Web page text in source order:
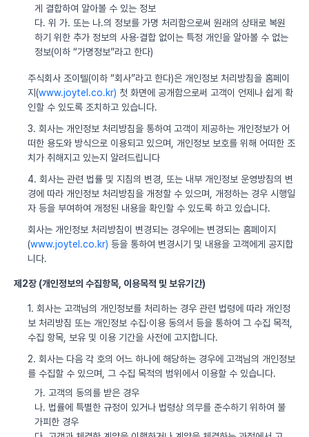
게 결합하여 알아볼 수 있는 정보
다. 위 가. 또는 나.의 정보를 가명 처리함으로써 원래의 상태로 복원
하기 위한 추가 정보의 사용·결합 없이는 특정 개인을 알아볼 수 없는
정보(이하 “가명정보”라고 한다)
주식회사 조이텔(이하 “회사”라고 한다)은 개인정보 처리방침을 홈페이
지(www.joytel.co.kr) 첫 화면에 공개함으로써 고객이 언제나 쉽게 확
인할 수 있도록 조치하고 있습니다.
3. 회사는 개인정보 처리방침을 통하여 고객이 제공하는 개인정보가 어
떠한 용도와 방식으로 이용되고 있으며, 개인정보 보호를 위해 어떠한 조
치가 취해지고 있는지 알려드립니다
4. 회사는 관련 법률 및 지침의 변경, 또는 내부 개인정보 운영방침의 변
경에 따라 개인정보 처리방침을 개정할 수 있으며, 개정하는 경우 시행일
자 등을 부여하여 개정된 내용을 확인할 수 있도록 하고 있습니다.
회사는 개인정보 처리방침이 변경되는 경우에는 변경되는 홈페이지
(www.joytel.co.kr) 등을 통하여 변경시기 및 내용을 고객에게 공지합
니다.
제2장 (개인정보의 수집항목, 이용목적 및 보유기간)
1. 회사는 고객님의 개인정보를 처리하는 경우 관련 법령에 따라 개인정
보 처리방침 또는 개인정보 수집·이용 동의서 등을 통하여 그 수집 목적,
수집 항목, 보유 및 이용 기간을 사전에 고지합니다.
2. 회사는 다음 각 호의 어느 하나에 해당하는 경우에 고객님의 개인정보
를 수집할 수 있으며, 그 수집 목적의 범위에서 이용할 수 있습니다.
가. 고객의 동의를 받은 경우
나. 법률에 특별한 규정이 있거나 법령상 의무를 준수하기 위하여 불
가피한 경우